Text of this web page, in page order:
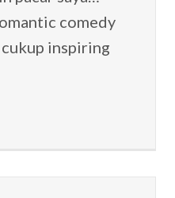
comedy
inspiring